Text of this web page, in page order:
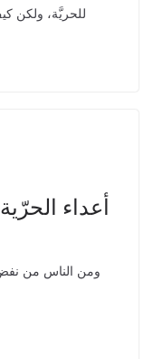
للحريَّة، ولكن
ومن الناس من نفض